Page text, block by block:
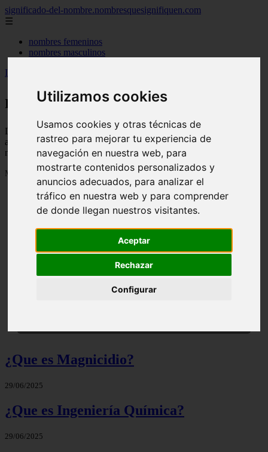
Utilizamos cookies
Usamos cookies y otras técnicas de
rastreo para mejorar tu experiencia de
navegación en nuestra web, para
mostrarte contenidos personalizados y
anuncios adecuados, para analizar el
tráfico en nuestra web y para comprender
de donde llegan nuestros visitantes.
Aceptar
Rechazar
Configurar
significado-del-nombre.nombresquesignifiquen.com
☰
nombres femeninos
nombres masculinos
Inicio
nombres
Descubre todas las noticias de la categoría nombres. Artículos
actualizados y contenido de calidad en significado-del-
nombre.nombresquesignifiquen.com.
Mostrando 1849 - 1872 de 3040 artículos
¿Que es Magnicidio?
29/06/2025
¿Que es Ingeniería Química?
29/06/2025